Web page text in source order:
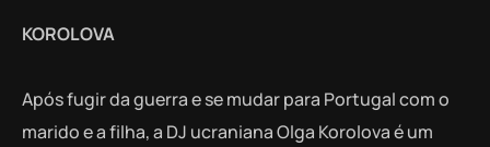
KOROLOVA
Após fugir da guerra e se mudar para Portugal com o
marido e a filha, a DJ ucraniana Olga Korolova é um